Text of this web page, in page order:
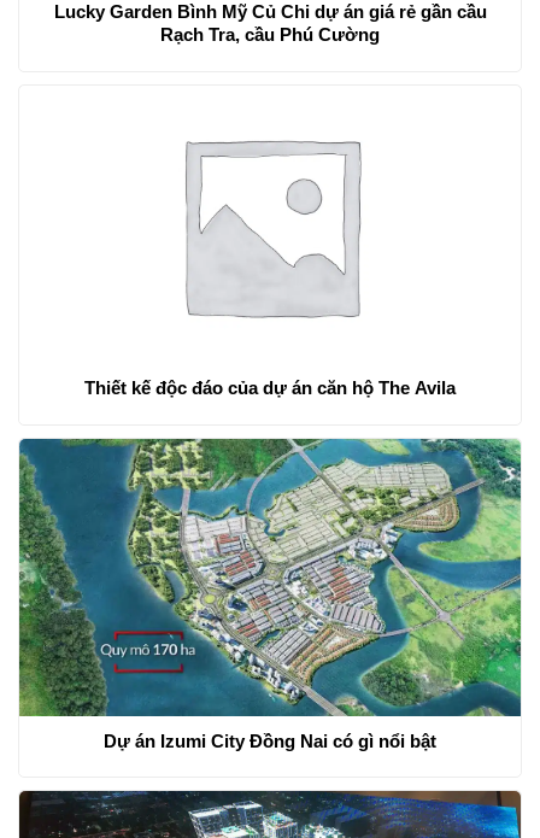
Lucky Garden Bình Mỹ Củ Chi dự án giá rẻ gần cầu
Rạch Tra, cầu Phú Cường
Thiết kế độc đáo của dự án căn hộ The Avila
Dự án Izumi City Đồng Nai có gì nổi bật